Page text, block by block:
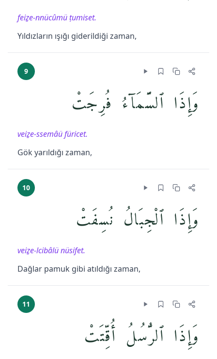
feiẕe-nnücûmü ṭumiset.
Yıldızların ışığı giderildiği zaman,
9
وَإِذَا ٱلسَّمَآءُ فُرِجَتْ
veiẕe-ssemâü füricet.
Gök yarıldığı zaman,
10
وَإِذَا ٱلْجِبَالُ نُسِفَتْ
veiẕe-lcibâlü nüsifet.
Dağlar pamuk gibi atıldığı zaman,
11
وَإِذَا ٱلرُّسُلُ أُقِّتَتْ